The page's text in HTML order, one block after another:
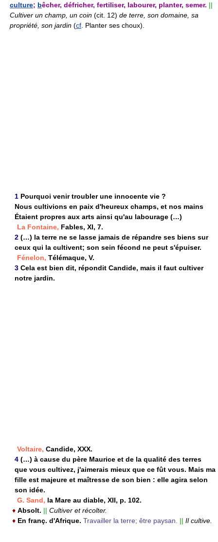
culture; bêcher, défricher, fertiliser, labourer, planter, semer. ||
Cultiver un champ, un coin (cit. 12) de terre, son domaine, sa
propriété, son jardin (cf. Planter ses choux).
1 Pourquoi venir troubler une innocente vie ?
Nous cultivions en paix d'heureux champs, et nos mains
Étaient propres aux arts ainsi qu'au labourage (…)
La Fontaine, Fables, XI, 7.
2 (…) la terre ne se lasse jamais de répandre ses biens sur
ceux qui la cultivent; son sein fécond ne peut s'épuiser.
Fénelon, Télémaque, V.
3 Cela est bien dit, répondit Candide, mais il faut cultiver
notre jardin.
Voltaire, Candide, XXX.
4 (…) à cause du père Maurice et de la qualité des terres
que vous cultivez, j'aimerais mieux que ce fût vous. Mais ma
fille est majeure et maîtresse de son bien : elle agira selon
son idée.
G. Sand, la Mare au diable, XII, p. 102.
♦ Absolt. || Cultiver et récolter.
♦ En franç. d'Afrique. Travailler la terre; être paysan. || Il cultive.